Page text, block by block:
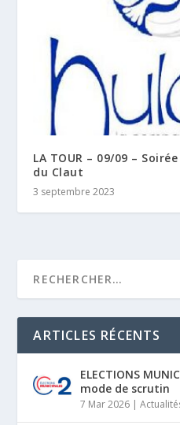
LA TOUR – 09/09 –
du Claut
3 septembre 2023
ARTICLES RÉCENTS
ELECTIONS
mode de scrutin
7 Mar 2026 |